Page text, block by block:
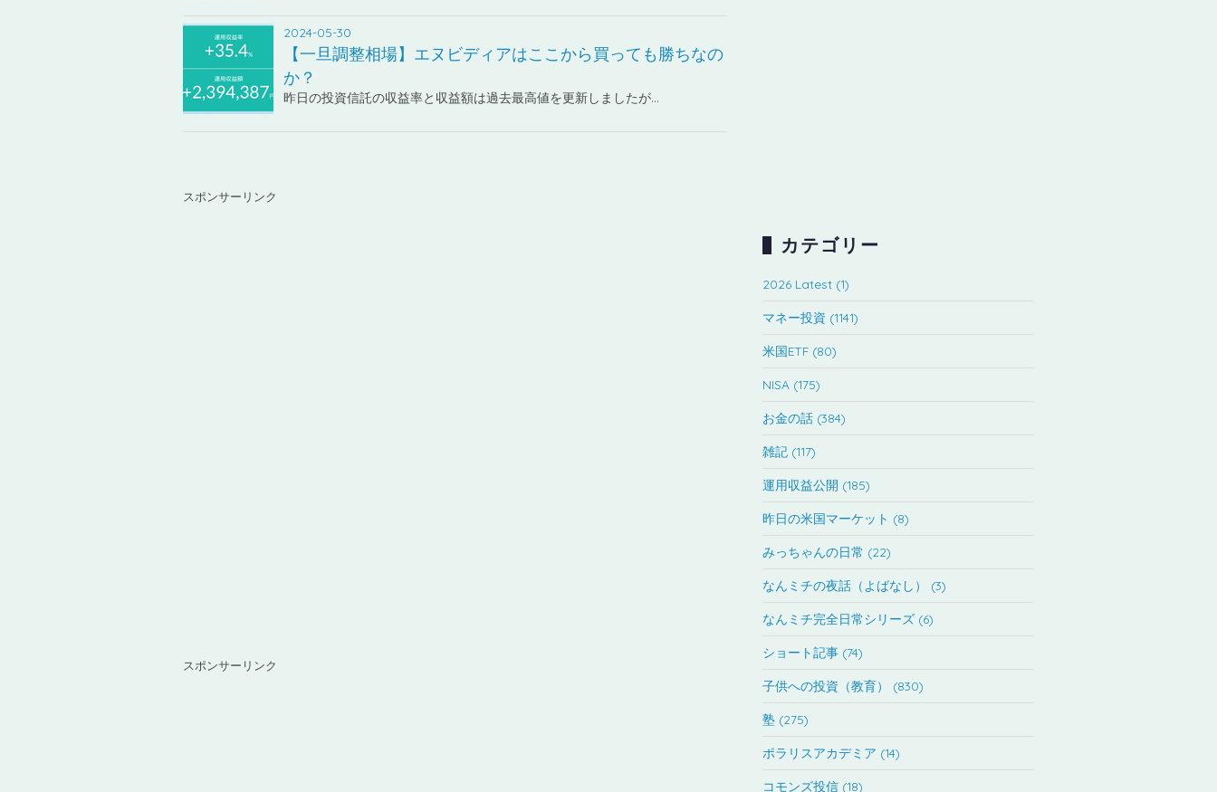
2024-05-30
【一旦調整相場】エヌビディアはここから買っても勝ちなの
か？
昨日の投資信託の収益率と収益額は過去最高値を更新しましたが…
スポンサーリンク
スポンサーリンク
カテゴリー
2026 Latest (1)
マネー投資 (1141)
米国ETF (80)
NISA (175)
お金の話 (384)
雑記 (117)
運用収益公開 (185)
昨日の米国マーケット (8)
みっちゃんの日常 (22)
なんミチの夜話（よばなし） (3)
なんミチ完全日常シリーズ (6)
ショート記事 (74)
子供への投資（教育） (830)
塾 (275)
ポラリスアカデミア (14)
コモンズ投信 (18)